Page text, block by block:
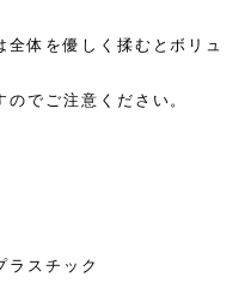
体を優しく揉むとボリュ
でご注意ください。
ラスチック